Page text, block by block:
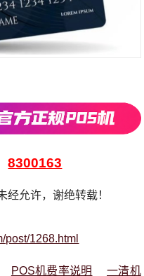
8300163
经允许，谢绝转载！
post/1268.html
POS机费率说明
一清机